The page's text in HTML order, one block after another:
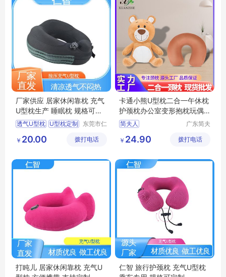
厂家供应 居家休闲靠枕 充气
U型枕生产 睡眠枕 规格可定
制
透气U型枕 U型枕定制
充气U型枕生产
东莞市仁
技有限公
￥ 20.00 拨打电话
卡通小熊U型枕二合一午休枕
护颈枕办公室变形抱枕玩偶
两用
简夫人
广东简夫
限公司
￥ 24.90 拨打电话
打盹儿 居家休闲靠枕 充气U
仁智 旅行护颈枕 充气U型枕